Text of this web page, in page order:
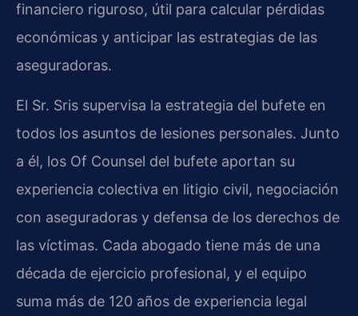
financiero riguroso, útil para calcular pérdidas
económicas y anticipar las estrategias de las
aseguradoras.
El Sr. Sris supervisa la estrategia del bufete en
todos los asuntos de lesiones personales. Junto
a él, los Of Counsel del bufete aportan su
experiencia colectiva en litigio civil, negociación
con aseguradoras y defensa de los derechos de
las víctimas. Cada abogado tiene más de una
década de ejercicio profesional, y el equipo
suma más de 120 años de experiencia legal